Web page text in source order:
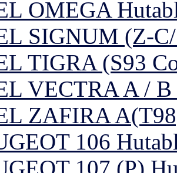
OMEGA
SIGNUM (Z-
TIGRA (S93
VECTRA A /
ZAFIRA
106